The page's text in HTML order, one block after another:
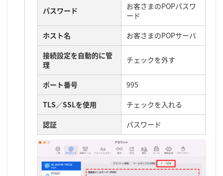
パスワード
お客さまのPOPパスワ
ード
ホスト名
お客さまのPOPサーバ
接続設定を自動的に管
理
チェックを外す
ポート番号
995
TLS／SSLを使用
チェックを入れる
認証
パスワード